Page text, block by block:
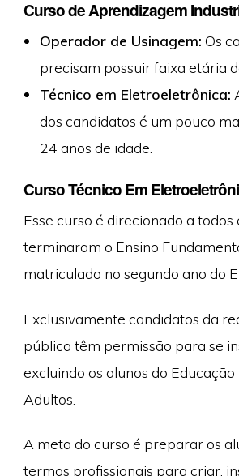
Curso de Aprendizagem
Operador de Usinagem: Os
precisam possuir faixa etária
Técnico em Eletroeletrônica:
dos candidatos é um pouco
24 anos de idade.
Curso Técnico Em
Esse curso é direcionado a
terminaram o Ensino
matriculado no segundo ano do
Exclusivamente candidatos da
pública têm permissão para se
excluindo os alunos do Educação
Adultos.
A meta do curso é preparar os
termos profissionais para criar,